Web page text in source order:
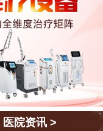
医院资讯 >